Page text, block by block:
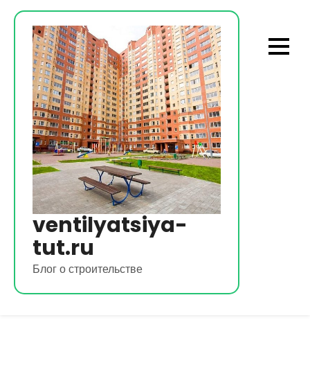
Перейти
содержимому
ventilyatsiya-
tut.ru
Блог о строительстве